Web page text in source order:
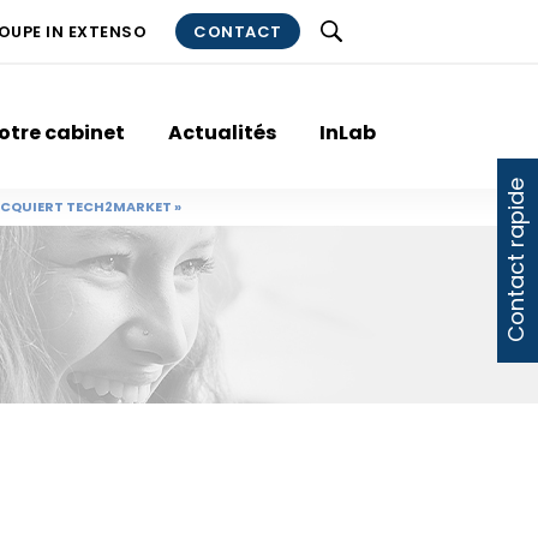
IN EXTENSO CONTACT
cabinet Actualités InLab
TECH2MARKET » Contact rapide